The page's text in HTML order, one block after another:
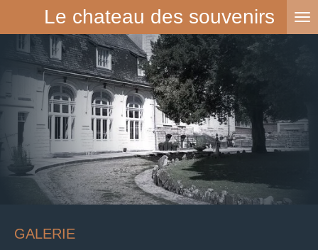
contenu
principal
Le chateau des souvenirs
GALERIE